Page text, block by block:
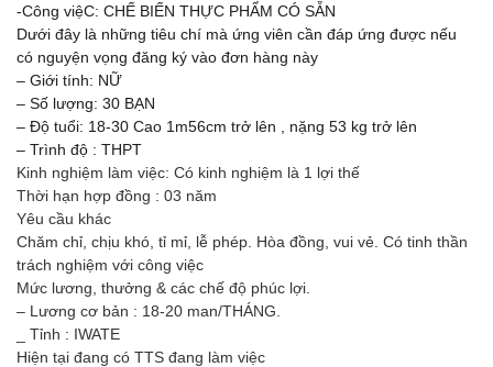
-Công việC: CHẾ BIẾN THỰC PHẨM CÓ SẴN
Dưới đây là những tiêu chí mà ứng viên cần đáp ứng được nếu
có nguyện vọng đăng ký vào đơn hàng này
– Giới tính: NỮ
– Số lượng: 30 BẠN
– Độ tuổi: 18-30 Cao 1m56cm trở lên , nặng 53 kg trở lên
– Trình độ : THPT
Kinh nghiệm làm việc: Có kinh nghiệm là 1 lợi thế
Thời hạn hợp đồng : 03 năm
Yêu cầu khác
Chăm chỉ, chịu khó, tỉ mỉ, lễ phép. Hòa đồng, vui vẻ. Có tinh thần
trách nghiệm với công việc
Mức lương, thưởng & các chế độ phúc lợi.
– Lương cơ bản : 18-20 man/THÁNG.
_ Tỉnh : IWATE
Hiện tại đang có TTS đang làm việc